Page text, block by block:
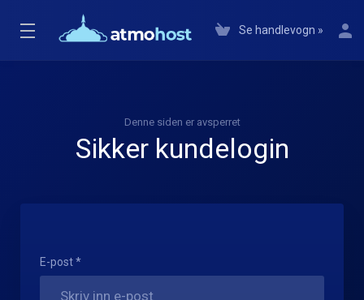
Se handlevogn »
Denne siden er avsperret
Sikker kundelogin
E-post *